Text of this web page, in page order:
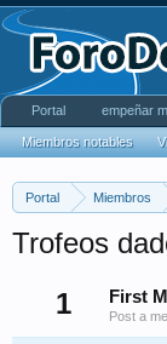
Portal Miembros
Trofeos
1
First
Post a
Portal empeñar
Miembros notables